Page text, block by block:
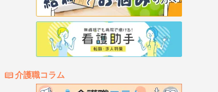
介護職コラム